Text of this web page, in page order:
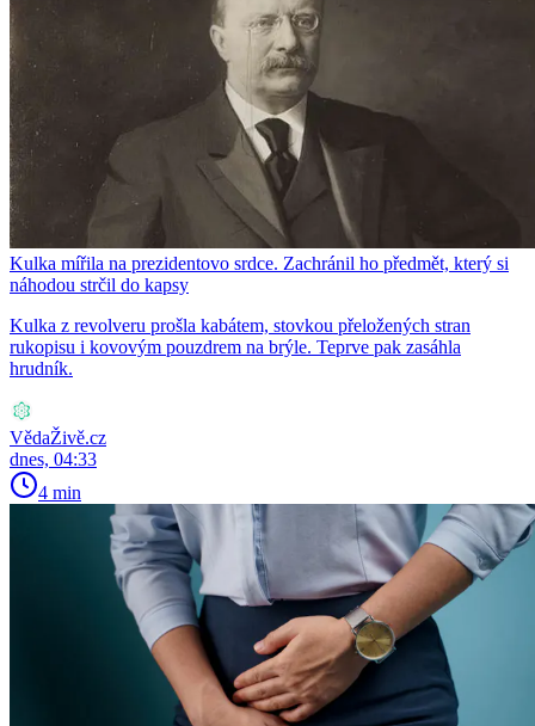
Kulka mířila na prezidentovo srdce. Zachránil ho předmět, který si
náhodou strčil do kapsy
Kulka z revolveru prošla kabátem, stovkou přeložených stran
rukopisu i kovovým pouzdrem na brýle. Teprve pak zasáhla
hrudník.
VědaŽivě.cz
dnes, 04:33
4 min